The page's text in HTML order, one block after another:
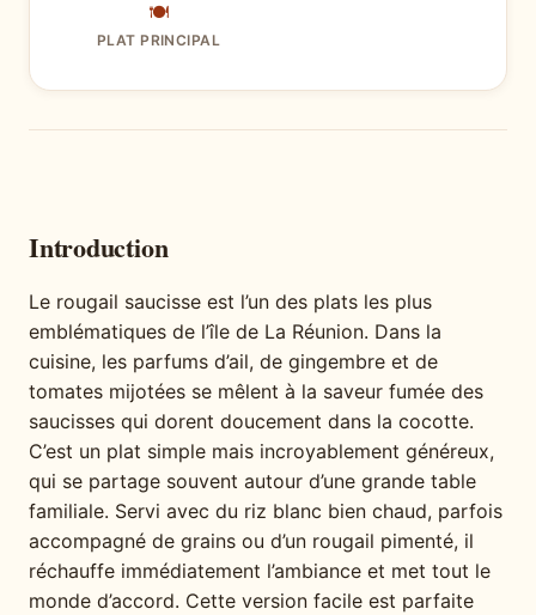
🍽
PLAT PRINCIPAL
Introduction
Le rougail saucisse est l’un des plats les plus
emblématiques de l’île de La Réunion. Dans la
cuisine, les parfums d’ail, de gingembre et de
tomates mijotées se mêlent à la saveur fumée des
saucisses qui dorent doucement dans la cocotte.
C’est un plat simple mais incroyablement généreux,
qui se partage souvent autour d’une grande table
familiale. Servi avec du riz blanc bien chaud, parfois
accompagné de grains ou d’un rougail pimenté, il
réchauffe immédiatement l’ambiance et met tout le
monde d’accord. Cette version facile est parfaite